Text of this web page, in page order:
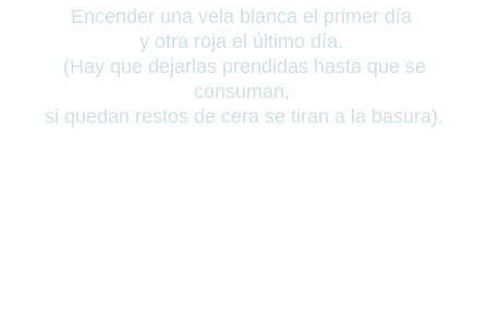
Encender una vela blanca el primer día
y otra roja el último día.
(Hay que dejarlas prendidas hasta que se
consuman,
si quedan restos de cera se tiran a la basura).